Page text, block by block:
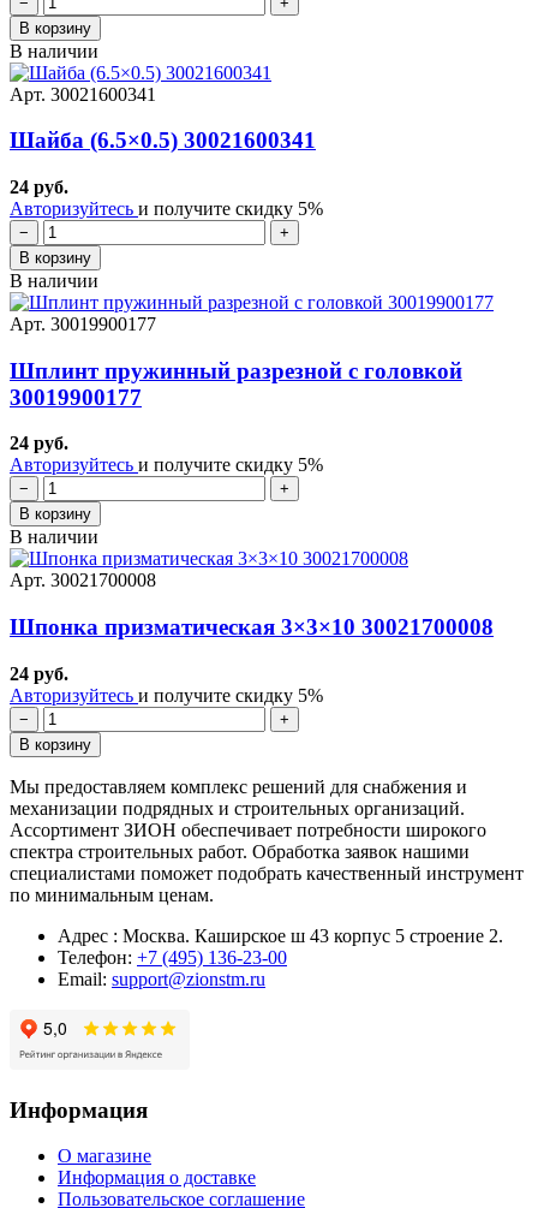
В корзину
В наличии
Арт. 30021600341
Шайба (6.5×0.5) 30021600341
24 руб.
Авторизуйтесь и получите скидку 5%
−
+
В корзину
В наличии
Арт. 30019900177
Шплинт пружинный разрезной с головкой
30019900177
24 руб.
Авторизуйтесь и получите скидку 5%
−
+
В корзину
В наличии
Арт. 30021700008
Шпонка призматическая 3×3×10 30021700008
24 руб.
Авторизуйтесь и получите скидку 5%
−
+
В корзину
Мы предоставляем комплекс решений для снабжения и
механизации подрядных и строительных организаций.
Ассортимент ЗИОН обеспечивает потребности широкого
спектра строительных работ. Обработка заявок нашими
специалистами поможет подобрать качественный инструмент
по минимальным ценам.
Адрес : Москва. Каширское ш 43 корпус 5 строение 2.
Телефон: +7 (495) 136-23-00
Email: support@zionstm.ru
Информация
О магазине
Информация о доставке
Пользовательское соглашение